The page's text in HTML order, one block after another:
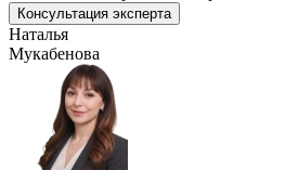
Консультация эксперта
Наталья
Мукабенова